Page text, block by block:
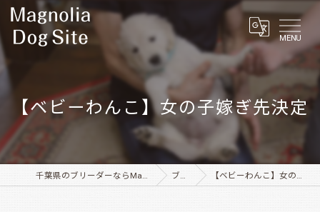
MENU
【ベビーわんこ】女の子嫁ぎ先決定
千葉県のブリーダーならMagnolia Dog Site ブログ 【ベビーわんこ】女の子嫁ぎ先決定